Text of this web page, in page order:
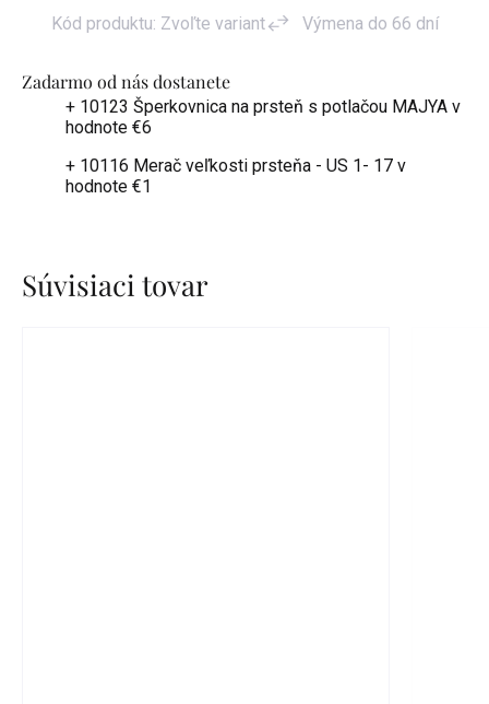
Zadarmo od nás dostanete
+ 10123 Šperkovnica na prsteň s potlačou MAJYA v
hodnote €6
+ 10116 Merač veľkosti prsteňa - US 1- 17 v
hodnote €1
Kód produktu: Zvoľte variant Výmena do 66 dní
Súvisiaci tovar